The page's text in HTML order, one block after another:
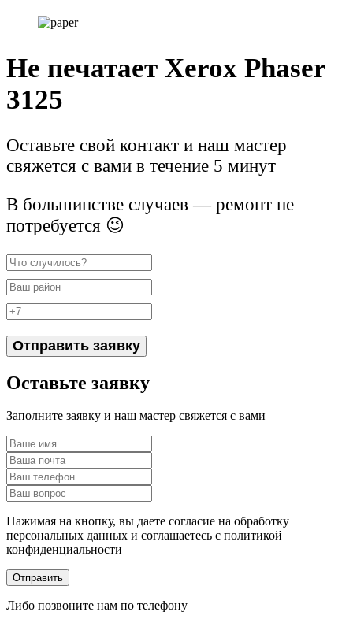
Не печатает Xerox Phaser
3125
Оставьте свой контакт и наш мастер
свяжется с вами в течение 5 минут
В большинстве случаев — ремонт не
потребуется 😉
Отправить заявку
Оставьте заявку
Заполните заявку и наш мастер свяжется с вами
Нажимая на кнопку, вы даете согласие на обработку
персональных данных и соглашаетесь c политикой
конфиденциальности
Отправить
Либо позвоните нам по телефону